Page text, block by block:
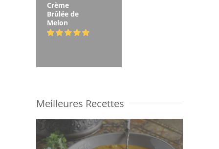
Crème
Brûlée de
Melon
Meilleures Recettes